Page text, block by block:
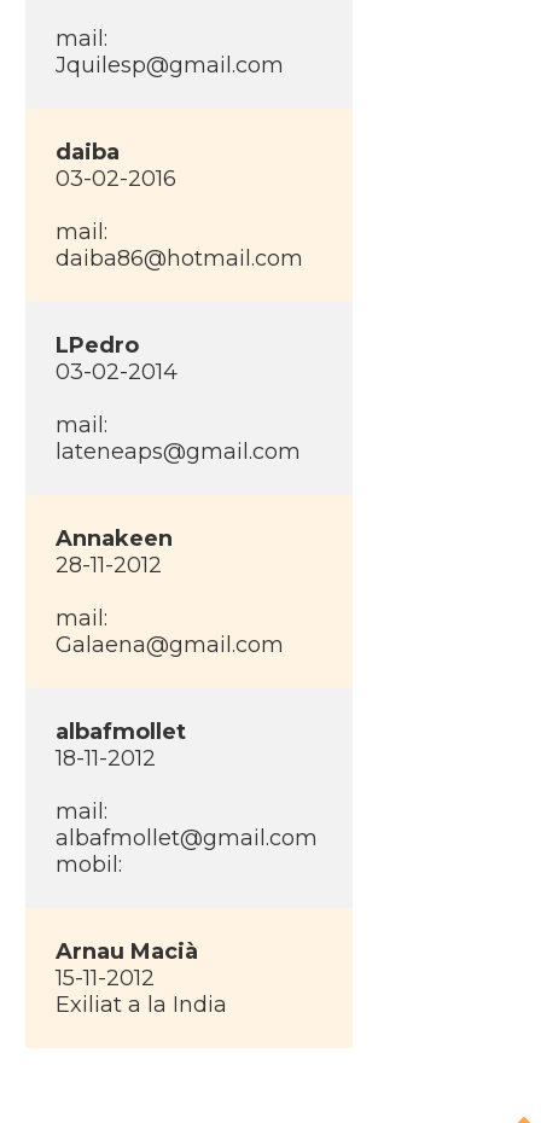
mail:
Jquilesp@gmail.com
daiba
03-02-2016
mail:
daiba86@hotmail.com
LPedro
03-02-2014
mail:
lateneaps@gmail.com
Annakeen
28-11-2012
mail:
Galaena@gmail.com
albafmollet
18-11-2012
mail:
albafmollet@gmail.com
mobil:
Arnau Macià
15-11-2012
Exiliat a la India